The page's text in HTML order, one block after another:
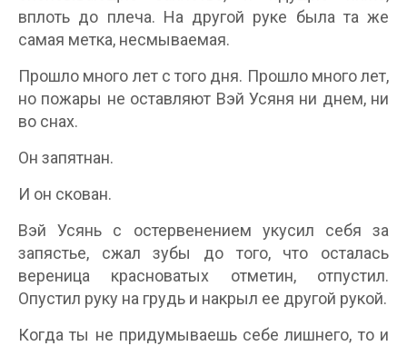
вплоть до плеча. На другой руке была та же
самая метка, несмываемая.
Прошло много лет с того дня. Прошло много лет,
но пожары не оставляют Вэй Усяня ни днем, ни
во снах.
Он запятнан.
И он скован.
Вэй Усянь с остервенением укусил себя за
запястье, сжал зубы до того, что осталась
вереница красноватых отметин, отпустил.
Опустил руку на грудь и накрыл ее другой рукой.
Когда ты не придумываешь себе лишнего, то и